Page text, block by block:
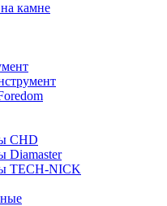
камне
CHD
Diamaster
TECH-NICK